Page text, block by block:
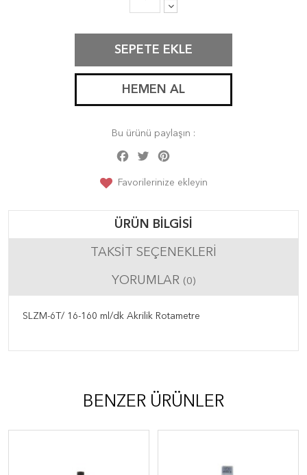
SEPETE EKLE
HEMEN AL
Bu ürünü paylaşın :
Facebook
Twitter
Favorilerinize ekleyin
ÜRÜN BILGISI
TAKSIT SEÇENEKLERI
YORUMLAR (0)
SLZM-6T/ 16-160 ml/dk Akrilik Rotametre
BENZER ÜRÜNLER